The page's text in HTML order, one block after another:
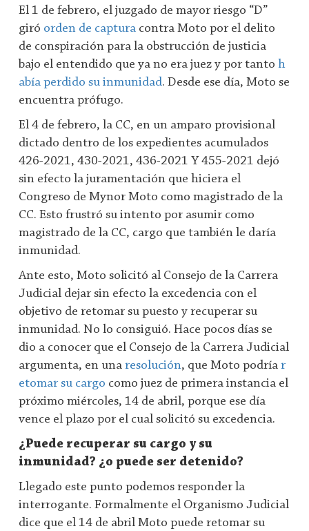
El 1 de febrero, el juzgado de mayor riesgo “D”
giró orden de captura contra Moto por el delito
de conspiración para la obstrucción de justicia
bajo el entendido que ya no era juez y por tanto h
abía perdido su inmunidad. Desde ese día, Moto se
encuentra prófugo.
El 4 de febrero, la CC, en un amparo provisional
dictado dentro de los expedientes acumulados
426-2021, 430-2021, 436-2021 Y 455-2021 dejó
sin efecto la juramentación que hiciera el
Congreso de Mynor Moto como magistrado de la
CC. Esto frustró su intento por asumir como
magistrado de la CC, cargo que también le daría
inmunidad.
Ante esto, Moto solicitó al Consejo de la Carrera
Judicial dejar sin efecto la excedencia con el
objetivo de retomar su puesto y recuperar su
inmunidad. No lo consiguió. Hace pocos días se
dio a conocer que el Consejo de la Carrera Judicial
argumenta, en una resolución, que Moto podría r
etomar su cargo como juez de primera instancia el
próximo miércoles, 14 de abril, porque ese día
vence el plazo por el cual solicitó su excedencia.
¿Puede recuperar su cargo y su
inmunidad? ¿o puede ser detenido?
Llegado este punto podemos responder la
interrogante. Formalmente el Organismo Judicial
dice que el 14 de abril Moto puede retomar su